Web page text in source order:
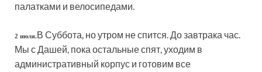
палатками и велосипедами.
2 июля.В Суббота, но утром не спится. До завтрака час.
Мы с Дашей, пока остальные спят, уходим в
административный корпус и готовим все